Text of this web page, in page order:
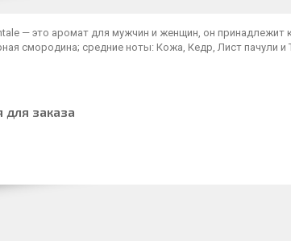
— это аромат для мужчин и женщин, он принадлежит
смородина; средние ноты: Кожа, Кедр, Лист пачули
заказа